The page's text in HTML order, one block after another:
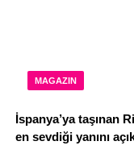
MAGAZIN
İspanya’ya taşınan
en sevdiği yanını